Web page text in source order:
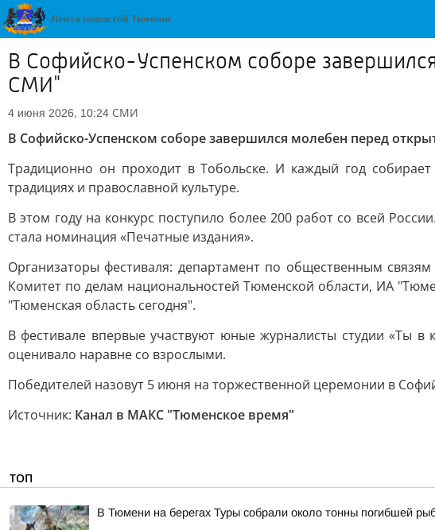
В Софийско-Успенском соборе
СМИ"
4 июня 2026, 10:24 СМИ
В Софийско-Успенском соборе завершился молебен перед
Традиционно он проходит в Тобольске. И каждый год
традициях и православной культуре.
В этом году на конкурс поступило более 200 работ со всей
стала номинация «Печатные издания».
Организаторы фестиваля: департамент по общественным
Комитет по делам национальностей Тюменской области, ИА
"Тюменская область сегодня".
В фестивале впервые участвуют юные журналисты студии «Ты
оценивало наравне со взрослыми.
Победителей назовут 5 июня на торжественной церемонии в
Источник: Канал в МАКС "Тюменское время"
ТОП
В Тюмени на берегах Туры собрали около тонны погибшей